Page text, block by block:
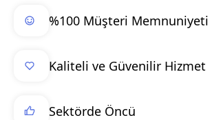
%100 Müşteri Memnuniyeti
Kaliteli ve Güvenilir Hizmet
Sektörde Öncü